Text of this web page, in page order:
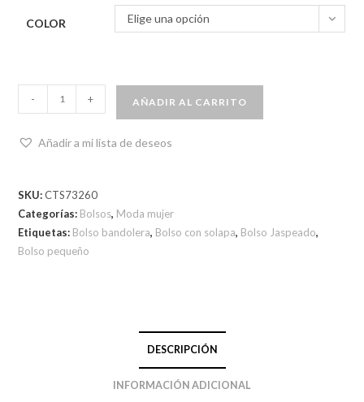
COLOR Elige una opción
- + AÑADIR AL CARRITO
Añadir a mi lista de deseos
SKU:CTS73260
Categorías: Bolsos, Moda mujer
Etiquetas: Bolso bandolera, Bolso con solapa, Bolso Jaspeado,
Bolso pequeño
DESCRIPCIÓN
INFORMACIÓN ADICIONAL